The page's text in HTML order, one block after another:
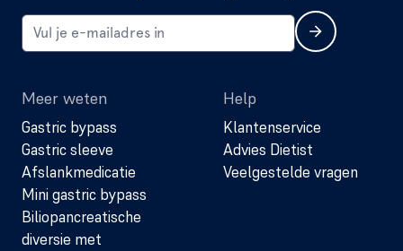
Meer weten
Gastric bypass
Gastric sleeve
Afslankmedicatie
Mini gastric bypass
Biliopancreatische
diversie met
Help
Klantenservice
Advies Dietist
Veelgestelde vragen